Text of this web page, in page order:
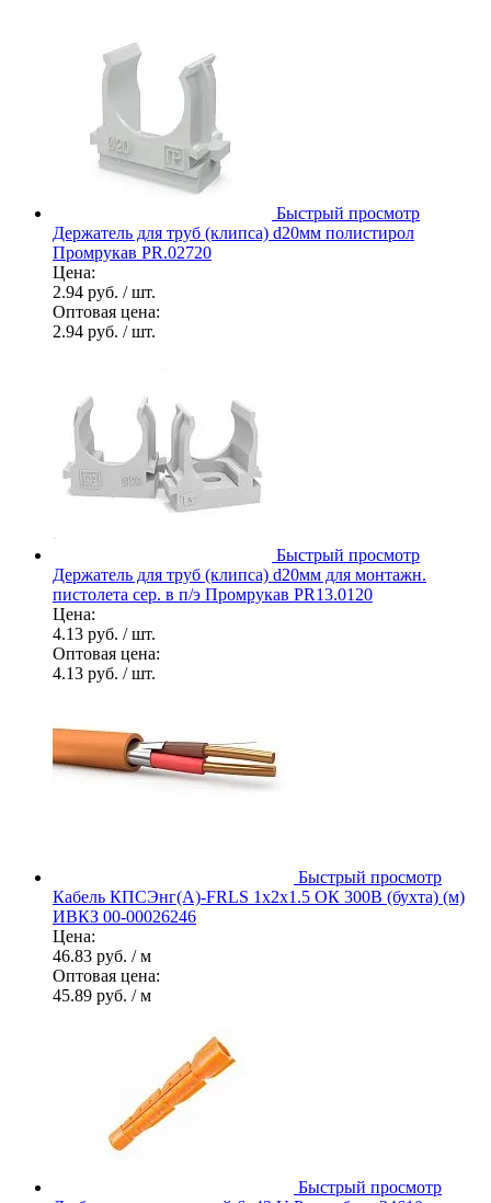
Быстрый просмотр
Держатель для труб (клипса) d20мм полистирол
Промрукав PR.02720
Цена:
2.94 руб. / шт.
Оптовая цена:
2.94 руб. / шт.
Быстрый просмотр
Держатель для труб (клипса) d20мм для монтажн.
пистолета сер. в п/э Промрукав PR13.0120
Цена:
4.13 руб. / шт.
Оптовая цена:
4.13 руб. / шт.
Быстрый просмотр
Кабель КПСЭнг(А)-FRLS 1х2х1.5 ОК 300В (бухта) (м)
ИВКЗ 00-00026246
Цена:
46.83 руб. / м
Оптовая цена:
45.89 руб. / м
Быстрый просмотр